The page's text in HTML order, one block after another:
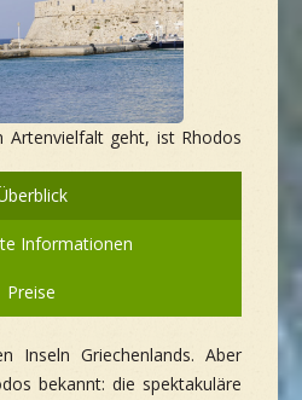
Informationen
Preise
Artenvielfalt geht, ist Rhodos
Inseln Griechenlands. Aber
bekannt: die spektakuläre